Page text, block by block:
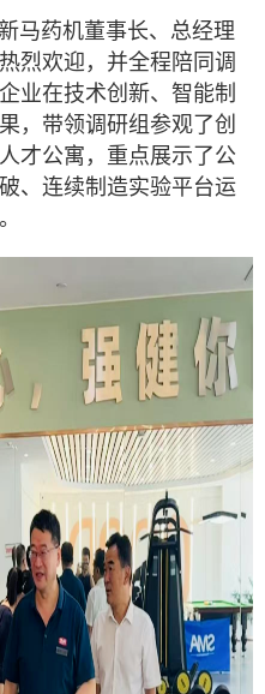
药机董事长、总经理
烈欢迎，并全程陪同调
业在技术创新、智能制
，带领调研组参观了创
才公寓，重点展示了公
、连续制造实验平台运